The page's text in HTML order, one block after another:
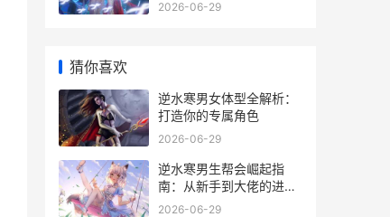
2026-06-29
猜你喜欢
逆水寒男女体型全解析：
打造你的专属角色
2026-06-29
逆水寒男生帮会崛起指
南：从新手到大佬的进阶
秘籍
2026-06-29